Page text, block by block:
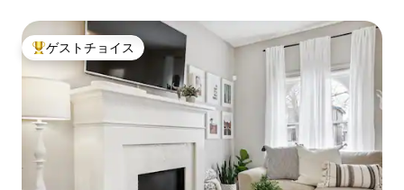
大好評のゲストチョイスです。
ゲストチョイス